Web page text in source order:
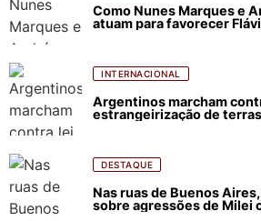
Como Nunes Marques e
atuam para favorecer
INTERNACIONAL
Argentinos marcham
estrangeirização de
DESTAQUE
Nas ruas de Buenos
sobre agressões de Milei